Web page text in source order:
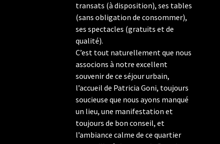
transats (à disposition), ses tables
(sans obligation de consommer),
ses spectacles (gratuits et de
qualité).
C’est tout naturellement que nous
associons à notre excellent
souvenir de ce séjour urbain,
l’accueil de Patricia Goni, toujours
soucieuse que nous ayons manqué
un lieu, une manifestation et
toujours de bon conseil, et
l’ambiance calme de ce quartier